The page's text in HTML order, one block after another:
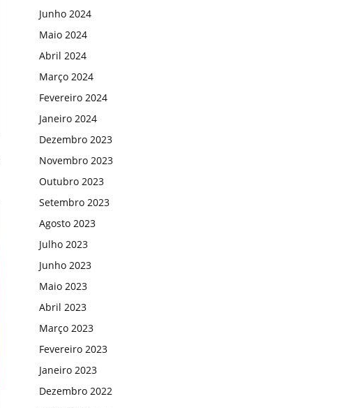
Junho 2024
Maio 2024
Abril 2024
Março 2024
Fevereiro 2024
Janeiro 2024
Dezembro 2023
Novembro 2023
Outubro 2023
Setembro 2023
Agosto 2023
Julho 2023
Junho 2023
Maio 2023
Abril 2023
Março 2023
Fevereiro 2023
Janeiro 2023
Dezembro 2022